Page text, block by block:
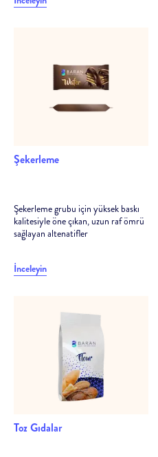
Şekerleme
Şekerleme grubu için yüksek baskı
kalitesiyle öne çıkan, uzun raf ömrü
sağlayan altenatifler
İnceleyin
Toz Gıdalar